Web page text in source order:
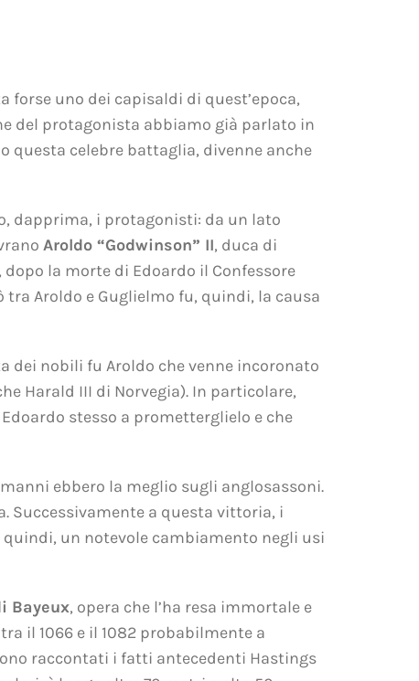
forse uno dei capisaldi di quest’epoca,
del protagonista abbiamo già parlato in
questa celebre battaglia, divenne anche
dapprima, i protagonisti: da un lato
Aroldo “Godwinson” II, duca di
la morte di Edoardo il Confessore
tra Aroldo e Guglielmo fu, quindi, la causa
dei nobili fu Aroldo che venne incoronato
Harald III di Norvegia). In particolare,
stesso a prometterglielo e che
ebbero la meglio sugli anglosassoni.
Successivamente a questa vittoria, i
quindi, un notevole cambiamento negli usi
Bayeux, opera che l’ha resa immortale e
il 1066 e il 1082 probabilmente a
raccontati i fatti antecedenti Hastings